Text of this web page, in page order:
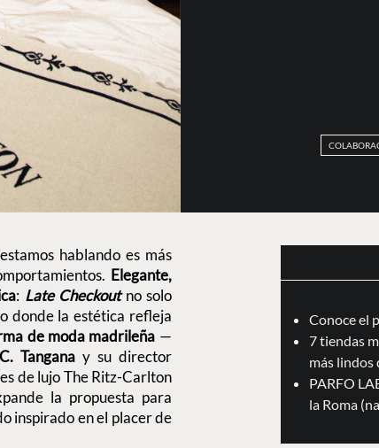
hablando es más
Elegante,
: Late Checkoutno solo
donde la estética refleja
de moda madrileña —
C. Tanganay su director
de lujo The Ritz-Carlton
la propuesta para
inspirado en el placer de
Conoce el
7 tiendas
más lindos
PARFO
la Roma